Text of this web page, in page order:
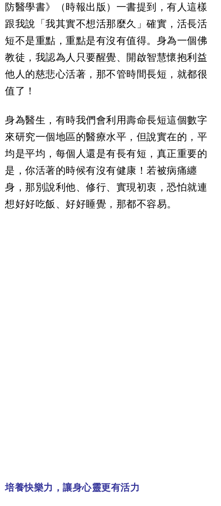
防醫學書》（時報出版）一書提到，有人這樣
跟我說「我其實不想活那麼久」確實，活長活
短不是重點，重點是有沒有值得。身為一個佛
教徒，我認為人只要醒覺、開啟智慧懷抱利益
他人的慈悲心活著，那不管時間長短，就都很
值了！
身為醫生，有時我們會利用壽命長短這個數字
來研究一個地區的醫療水平，但說實在的，平
均是平均，每個人還是有長有短，真正重要的
是，你活著的時候有沒有健康！若被病痛纏
身，那別說利他、修行、實現初衷，恐怕就連
想好好吃飯、好好睡覺，那都不容易。
培養快樂力，讓身心靈更有活力